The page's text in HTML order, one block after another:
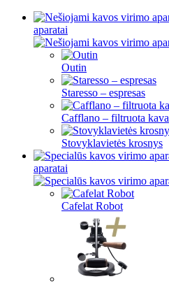
aparatai
Outin
Staresso – espresas
Cafflano – filtruota kava
Stovyklavietės krosnys
aparatai
Cafelat Robot